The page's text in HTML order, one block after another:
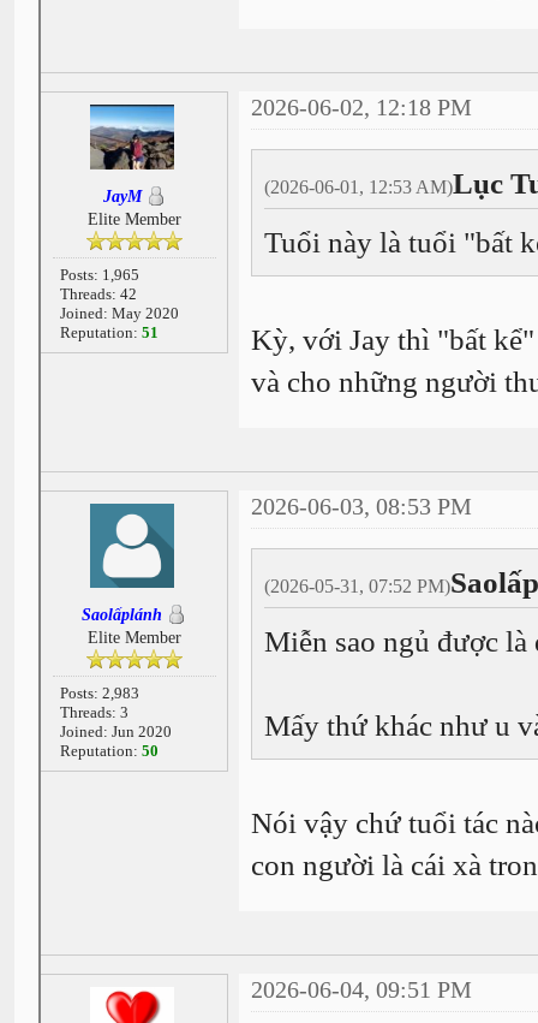
JayM
Elite Member
Posts: 1,965
Threads: 42
Joined: May 2020
Reputation: 51
2026-06-02, 12:18 PM
(2026-06-01, 12:53 AM)Lục
Tuổi này là tuổi "bất
Kỳ, với Jay thì "bất
và cho những người
Saolấplánh
Elite Member
Posts: 2,983
Threads: 3
Joined: Jun 2020
Reputation: 50
2026-06-03, 08:53 PM
(2026-05-31, 07:52 PM)
Miễn sao ngủ được là
Mấy thứ khác như u
Nói vậy chứ tuổi tác
con người là cái xà
2026-06-04, 09:51 PM